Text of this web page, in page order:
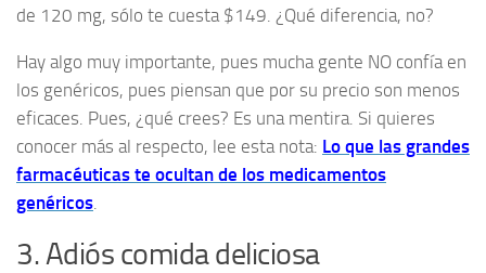
de 120 mg, sólo te cuesta $149. ¿Qué diferencia, no?
Hay algo muy importante, pues mucha gente NO confía en
los genéricos, pues piensan que por su precio son menos
eficaces. Pues, ¿qué crees? Es una mentira. Si quieres
conocer más al respecto, lee esta nota: Lo que las grandes
farmacéuticas te ocultan de los medicamentos
genéricos
3. Adiós comida deliciosa